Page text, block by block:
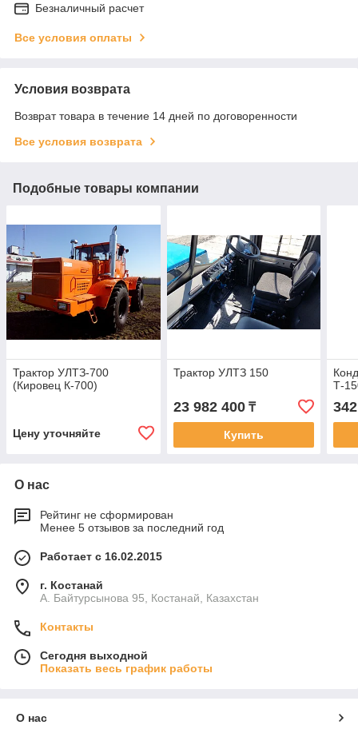
Безналичный расчет
Все условия оплаты
Условия возврата
Возврат товара в течение 14 дней по договоренности
Все условия возврата
Подобные товары компании
Трактор УЛТЗ-700
(Кировец К-700)
Цену уточняйте
Трактор УЛТЗ 150
23 982 400₸
Купить
Т-
О нас
Рейтинг не сформирован
Менее 5 отзывов за последний год
Работает с 16.02.2015
г. Костанай
А. Байтурсынова 95, Костанай, Казахстан
Контакты
Сегодня выходной
Показать весь график работы
О нас